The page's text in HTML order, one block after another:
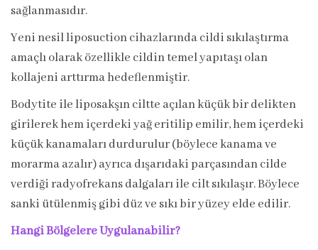
sağlanmasıdır.
Yeni nesil liposuction cihazlarında cildi sıkılaştırma
amaçlı olarak özellikle cildin temel yapıtaşı olan
kollajeni arttırma hedeflenmiştir.
Bodytite ile liposakşın ciltte açılan küçük bir delikten
girilerek hem içerdeki yağ eritilip emilir, hem içerdeki
küçük kanamaları durdurulur (böylece kanama ve
morarma azalır) ayrıca dışarıdaki parçasından cilde
verdiği radyofrekans dalgaları ile cilt sıkılaşır. Böylece
sanki ütülenmiş gibi düz ve sıkı bir yüzey elde edilir.
Hangi Bölgelere Uygulanabilir?